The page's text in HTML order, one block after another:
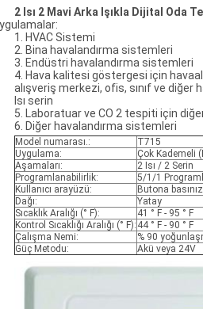
2 Isı 2 Mavi Arka Işıkla Dijital Oda
1. HVAC Sistemi
2. Bina havalandırma sistemleri
3. Endüstri havalandırma sistemleri
4. Hava kalitesi göstergesi için
alışveriş merkezi, ofis, sınıf ve diğer
Isı serin
5. Laboratuar ve CO 2 tespiti için
6. Diğer havalandırma sistemleri
Model numarası.:
T715
Uygulama:
Çok Kademeli
Aşamaları:
2 Isı / 2 Serin
Programlanabilirlik:
5/1/1
Kullanıcı arayüzü:
Butona basınız
Dağı:
Yatay
Sıcaklık Aralığı (° F):
41 ° F - 95 ° F
Kontrol Sıcaklığı Aralığı (° F): 44 ° F - 90 ° F
Çalışma Nemi:
% 90
Güç Metodu:
Akü veya 24V